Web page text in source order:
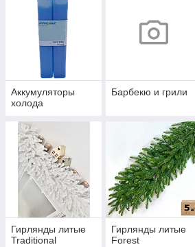
Аккумуляторы
холода
Барбекю и грили
Гирлянды литые
Traditional
Гирлянды литые
Forest